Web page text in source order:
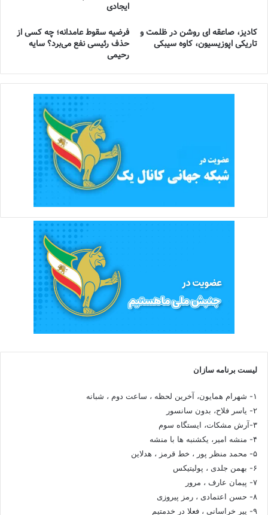
ایجادی
کادیز، صاعقه ای روشن در ظلمت و
تاریکی اپوزیسیون، کاوه سیبکی
فرضیه سقوط عامدانه؛ چه کسی از
حذف رئیسی نفع می‌برد؟ سایه
رحیمی
لیست برنامه سازان
۱- شهرام همایون، آخرین لحظه ، ساعت دوم ، شبانه
۲- یاسر فلاح، بدون سانسور
۳-آرش مشکات، ایستگاه سوم
۴- منشه امیر، یکشنبه ها با منشه
۵- محمد منظر پور ، خط قرمز ، هدلاین
۶- بهمن جلدی ، پولیتیکس
۷- پیمان عارف ، مرور
۸- حسن اعتمادی ، رمز پیروزی
۹- پیر خراسانی ، فعلا در خدمتیم